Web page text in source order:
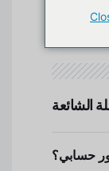
الشائعة
حسابي؟